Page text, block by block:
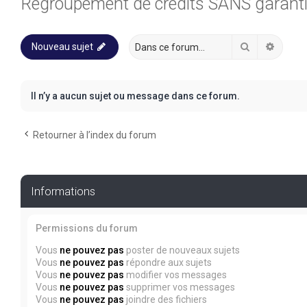
Nouveau sujet Rechercher
Il n’y a aucun sujet ou message dans ce forum.
Retourner à l’index du forum
Informations
Permissions du forum
Vous ne pouvez pas poster de nouveaux sujets
Vous ne pouvez pas répondre aux sujets
Vous ne pouvez pas modifier vos messages
Vous ne pouvez pas supprimer vos messages
Vous ne pouvez pas joindre des fichiers